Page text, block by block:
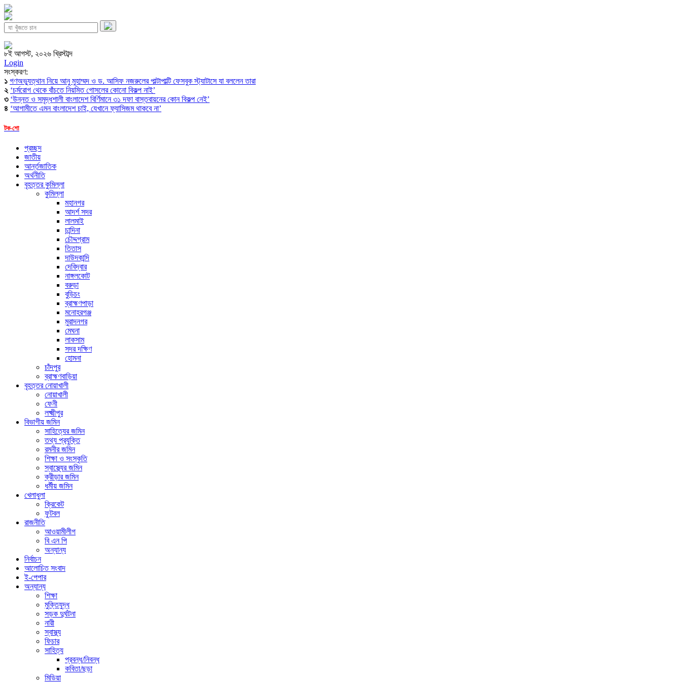
৮ই আগস্ট, ২০২৬ খ্রিস্টাব্দ
Login
সংস্করণ:
১ গণঅভ্যুত্থান নিয়ে আনু মুহাম্মদ ও ড. আসিফ নজরুলের পাল্টাপাল্টি ফেসবুক স্ট্যাটাসে যা বললেন তারা
২ ‘চর্মরোগ থেকে বাঁচতে নিয়মিত গোসলের কোনো বিকল্প নাই’
৩ ‘উন্নত ও সমৃদ্ধশালী বাংলাদেশ বির্ণিমানে ৩১ দফা বাস্তবায়নের কোন বিকল্প নেই’
৪ ‘আগামীতে এমন বাংলাদেশ চাই, যেখানে ফ্যাসিজম থাকবে না’
টক-শো
প্রচ্ছদ
জাতীয়
আর্ন্তজাতিক
অর্থনীতি
বৃহত্তর কুমিল্লা
কুমিল্লা
মহানগর
আদর্শ সদর
লালমাই
চান্দিনা
চৌদ্দগ্রাম
তিতাস
দাউদকান্দি
দেবিদ্বার
নাঙ্গলকোট
বরুড়া
বুড়িচং
ব্রাহ্মণপাড়া
মনোহরগঞ্জ
মুরাদনগর
মেঘনা
লাকসাম
সদর দক্ষিণ
হোমনা
চাঁদপুর
ব্রাহ্মণবাড়িয়া
বৃহত্তর নোয়াখালী
নোয়াখালী
ফেনী
লক্ষ্মীপুর
বিভাগীয় জমিন
সাহিত্যের জমিন
তথ্য প্রযুক্তি
রমনীর জমিন
শিক্ষা ও সংস্কৃতি
স্বাস্থ্যের জমিন
ক্রীড়ার জমিন
ধর্মীয় জমিন
খেলাধুলা
ক্রিকেট
ফুটবল
রাজনীতি
আওয়ামীলীগ
বি এন পি
অন্যান্য
নির্বাচন
আলোচিত সংবাদ
ই-পেপার
অন্যান্য
শিক্ষা
মুক্তিযুদ্ধ
সড়ক দুর্ঘটনা
নারী
স্বাস্থ্য
ফিচার
সাহিত্য
প্রবন্ধ/নিবন্ধ
কবিতা/ছড়া
মিডিয়া